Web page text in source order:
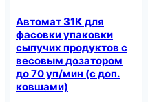
Автомат 31К для
фасовки упаковки
сыпучих продуктов с
весовым дозатором
до 70 уп/мин (с доп.
ковшами)